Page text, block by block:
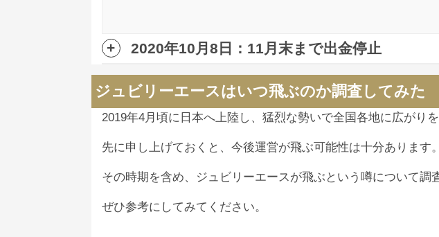
2020年10月8日：11月末まで出金停止
ジュビリーエースは9月からシステムトラブルによる出金遅
ジュビリーエース
している為、さらに3ヶ月延期します」というアナウン
ビトラージ#詐欺
ジュビリーエースはいつ飛ぶのか調査してみた
2019年4月頃に日本へ上陸し、猛烈な勢いで全国各地に広がり
先に申し上げておくと、今後運営が飛ぶ可能性は十分あります。
その時期を含め、ジュビリーエースが飛ぶという噂について調
ぜひ参考にしてみてください。